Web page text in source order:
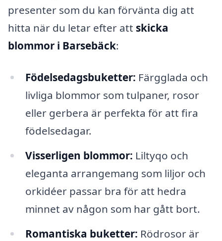
presenter som du kan förvänta dig att
hitta när du letar efter att skicka
blommor i Barsebäck:
Födelsedagsbuketter: Färgglada och
livliga blommor som tulpaner, rosor
eller gerbera är perfekta för att fira
födelsedagar.
Visserligen blommor: Liltyqo och
eleganta arrangemang som liljor och
orkidéer passar bra för att hedra
minnet av någon som har gått bort.
Romantiska buketter: Rödrosor är